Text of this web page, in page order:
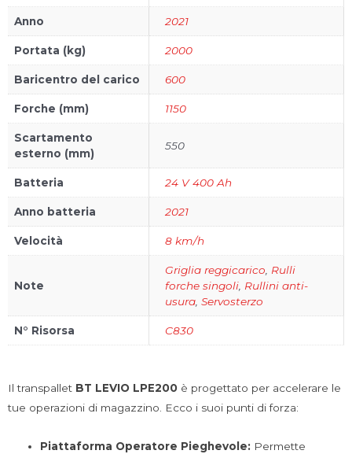
Anno 2021
Portata (kg) 2000
Baricentro del carico 600
Forche (mm) 1150
Scartamento
esterno (mm)
550
Batteria 24 V 400 Ah
Anno batteria 2021
Velocità 8 km/h
Note
Griglia reggicarico Rulli
forche singoli Rullini anti-
usura Servosterzo
N° Risorsa C830
Il transpallet BT LEVIO LPE200 è progettato per accelerare le
tue operazioni di magazzino. Ecco i suoi punti di forza:
Piattaforma Operatore Pieghevole: Permette